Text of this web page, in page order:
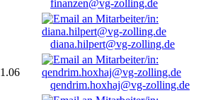
finanzen@vg-zolling.de
diana.hilpert@vg-zolling.de
1.06
qendrim.hoxhaj@vg-zolling.de